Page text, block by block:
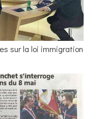
sur la loi immigration